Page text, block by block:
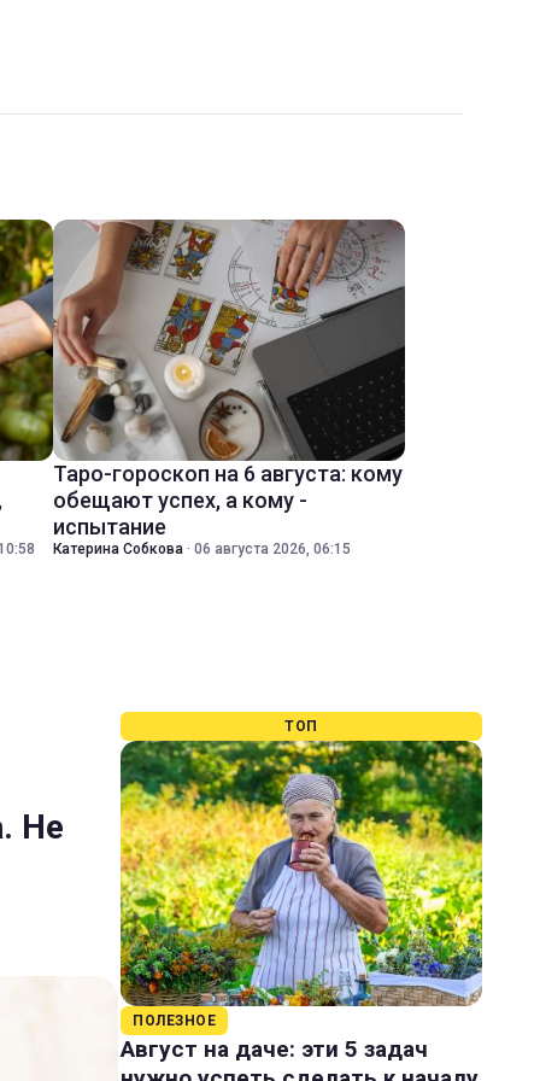
Таро-гороскоп на 6 августа: кому
обещают успех, а кому -
испытание
Катерина Собкова · 06 августа 2026, 06:15
Не
ТОП
ПОЛЕЗНОЕ
Август на даче: эти 5 задач